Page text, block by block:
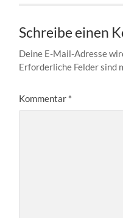
Schreibe einen
Deine E-Mail-Adresse
Erforderliche Felder sind
Kommentar *